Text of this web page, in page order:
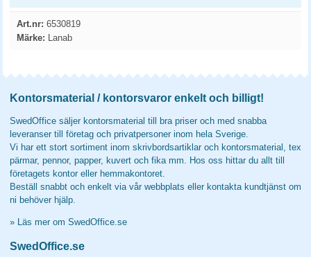
Art.nr: 6530819
Märke: Lanab
Kontorsmaterial / kontorsvaror enkelt och billigt!
SwedOffice säljer kontorsmaterial till bra priser och med snabba
leveranser till företag och privatpersoner inom hela Sverige.
Vi har ett stort sortiment inom skrivbordsartiklar och kontorsmaterial, tex
pärmar, pennor, papper, kuvert och fika mm. Hos oss hittar du allt till
företagets kontor eller hemmakontoret.
Beställ snabbt och enkelt via vår webbplats eller kontakta kundtjänst om
ni behöver hjälp.
» Läs mer om SwedOffice.se
SwedOffice.se